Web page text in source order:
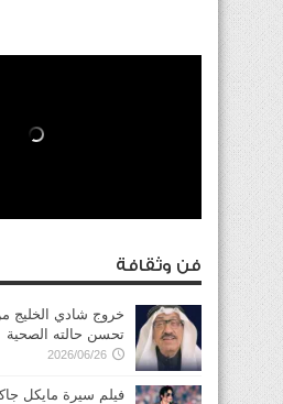
فن وثقافة
خروج شادي الخليج
تحسن حالته الصحية
2026/06/26
فيلم سيرة مايكل